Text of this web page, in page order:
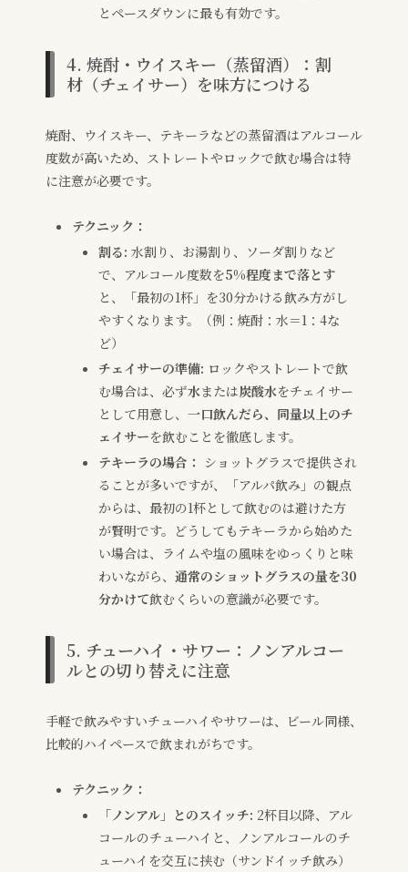
とペースダウンに最も有効です。
4. 焼酎・ウイスキー（蒸留酒）：割
材（チェイサー）を味方につける
焼酎、ウイスキー、テキーラなどの蒸留酒はアルコール
度数が高いため、ストレートやロックで飲む場合は特
に注意が必要です。
テクニック：
割る: 水割り、お湯割り、ソーダ割りなど
で、アルコール度数を5%程度まで落とす
と、「最初の1杯」を30分かける飲み方がし
やすくなります。（例：焼酎：水＝1：4な
ど）
チェイサーの準備: ロックやストレートで飲
む場合は、必ず水または炭酸水をチェイサー
として用意し、 一口飲んだら、同量以上のチ
ェイサーを飲むことを徹底します。
テキーラの場合： ショットグラスで提供され
ることが多いですが、「アルパ飲み」の観点
からは、最初の1杯として飲むのは避けた方
が賢明です。どうしてもテキーラから始めた
い場合は、ライムや塩の風味をゆっくりと味
わいながら、 通常のショットグラスの量を30
分かけて飲むくらいの意識が必要です。
5. チューハイ・サワー：ノンアルコー
ルとの切り替えに注意
手軽で飲みやすいチューハイやサワーは、ビール同様、
比較的ハイペースで飲まれがちです。
テクニック：
「ノンアル」とのスイッチ: 2杯目以降、アル
コールのチューハイと、ノンアルコールのチ
ューハイを交互に挟む（サンドイッチ飲み）